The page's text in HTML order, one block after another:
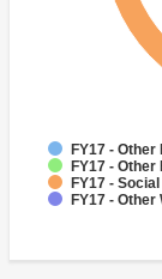
FY17 -
FY17 -
FY17 -
FY17 -